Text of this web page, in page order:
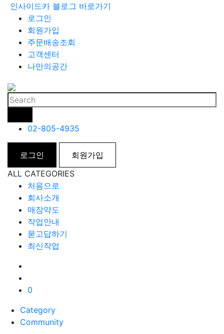
인사이드카 블로그 바로가기
로그인
회원가입
주문배송조회
고객센터
나만의공간
02-805-4935
로그인
회원가입
ALL CATEGORIES
처음으로
회사소개
매장약도
작업안내
묻고답하기
최신작업
0
Category
Community